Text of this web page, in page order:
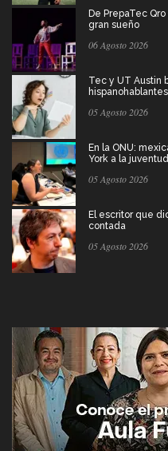
De PrepaTec
gran sueño
06 Agosto 2026
Tec y UT Austin
05 Agosto 2026
En la ONU:
York a la juventud
05 Agosto 2026
El escritor que
contada
05 Agosto 2026